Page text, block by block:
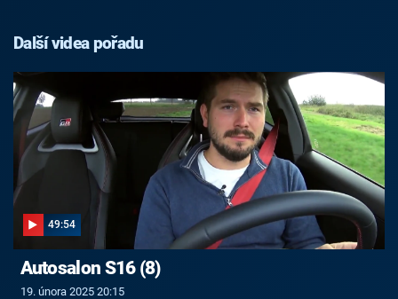
Další videa pořadu
49:54
Autosalon S16 (8)
19. února 2025 20:15